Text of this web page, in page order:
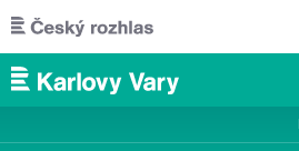
Přejít k hlavnímu obsahu